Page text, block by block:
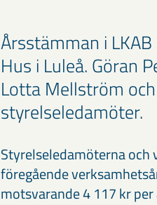
Årsstämman i
Hus i Luleå. Göran
Lotta Mellström
styrelseledamöter.
Styrelseledamöterna
föregående
motsvarande 4 117 kr